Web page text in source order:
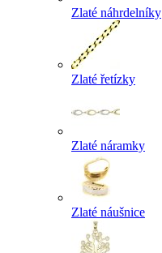
Zlaté náhrdelníky
Zlaté řetízky
Zlaté náramky
Zlaté náušnice